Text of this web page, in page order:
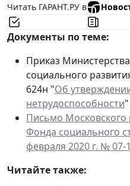
Читать ГАРАНТ.РУ в
Документы по теме:
Приказ
социального
624н "Об
нетрудоспособности"
Письмо Московского
Фонда социального
февраля 2020 г. № 07-
Читайте также: